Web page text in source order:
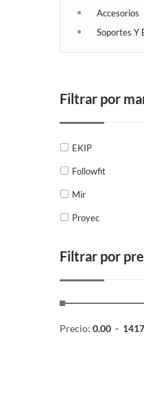
Accesorios
Soportes Y
Filtrar por
EKIP
Followfit
Mir
Proyec
Filtrar por
Precio: 0.00 -